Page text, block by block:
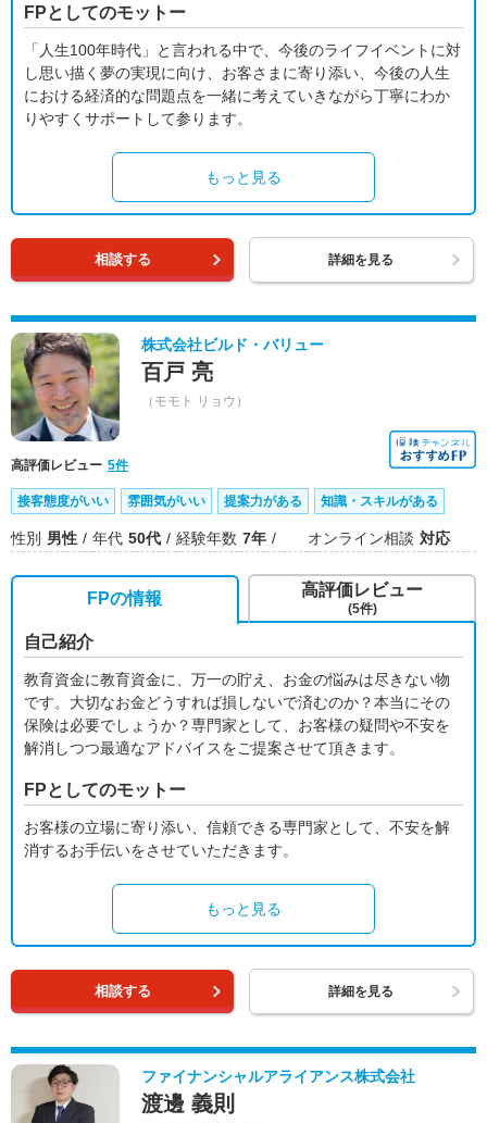
FPとしてのモットー
「人生100年時代」と言われる中で、今後のライフイベントに対
し思い描く夢の実現に向け、お客さまに寄り添い、今後の人生
における経済的な問題点を一緒に考えていきながら丁寧にわか
りやすくサポートして参ります。
もっと見る
相談する 詳細を見る
株式会社ビルド・バリュー
百戸 亮
（モモト リョウ）
高評価レビュー 5件
接客態度がいい 雰囲気がいい 提案力がある 知識・スキルがある
性別 男性 年代 50代 経験年数 7年 オンライン相談 対応
FPの情報
自己紹介
教育資金に教育資金に、万一の貯え、お金の悩みは尽きない物
です。大切なお金どうすれば損しないで済むのか？本当にその
保険は必要でしょうか？専門家として、お客様の疑問や不安を
解消しつつ最適なアドバイスをご提案させて頂きます。
FPとしてのモットー
お客様の立場に寄り添い、信頼できる専門家として、不安を解
消するお手伝いをさせていただきます。
もっと見る
高評価レビュー
(5件)
相談する 詳細を見る
ファイナンシャルアライアンス株式会社
渡邊 義則